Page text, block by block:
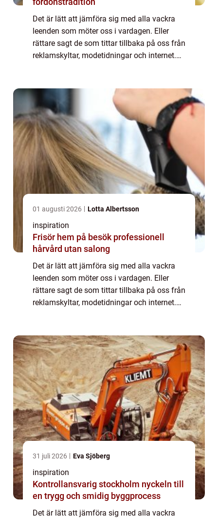
Det är lätt att jämföra sig med alla vackra
leenden som möter oss i vardagen. Eller
rättare sagt de som tittar tillbaka på oss från
reklamskyltar, modetidningar och internet.
01 augusti 2026 Lotta Albertsson
inspiration
Frisör hem på besök professionell
hårvård utan salong
Det är lätt att jämföra sig med alla vackra
leenden som möter oss i vardagen. Eller
rättare sagt de som tittar tillbaka på oss från
reklamskyltar, modetidningar och internet.
31 juli 2026 Eva Sjöberg
inspiration
Kontrollansvarig stockholm nyckeln till
en trygg och smidig byggprocess
Det är lätt att jämföra sig med alla vackra